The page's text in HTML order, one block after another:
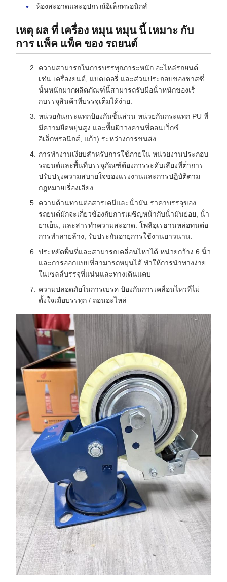
ห้องสะอาดและอุปกรณ์อิเล็กทรอนิกส์
เหตุ ผล ที่ เครื่อง หมุน หมุน นี้ เหมาะ กับ
การ แพ็ค แพ็ค ของ รถยนต์
ความสามารถในการบรรทุกภาระหนัก อะไหล่รถยนต์
เช่น เครื่องยนต์, แบตเตอรี่ และส่วนประกอบของชาสซี่
นั้นหนักมากผลิตภัณฑ์นี้สามารถรับมือน้ําหนักของเร็
กบรรจุสินค้าที่บรรจุเต็มได้ง่าย.
หน่วยกันกระแทกป้องกันชิ้นส่วน หน่วยกันกระแทก PU ที่
มีความยืดหยุ่นสูง และพื้นผิววงคานที่คอนเว็กซ์
อิเล็กทรอนิกส์, แก้ว) ระหว่างการขนส่ง
การทํางานเงียบสําหรับการใช้ภายใน หน่วยงานประกอบ
รถยนต์และพื้นที่บรรจุภัณฑ์ต้องการระดับเสียงที่ต่ําการ
ปรับปรุงความสบายใจของแรงงานและการปฏิบัติตาม
กฎหมายเรื่องเสียง.
ความต้านทานต่อสารเคมีและน้ํามัน ราคาบรรจุของ
รถยนต์มักจะเกี่ยวข้องกับการเผชิญหน้ากับน้ํามันย่อย, น้ํา
ยาเย็น, และสารทําความสะอาด. โพลีอุเรธานหล่อทนต่อ
การทําลายล้าง, รับประกันอายุการใช้งานยาวนาน.
ประหยัดพื้นที่และสามารถเคลื่อนไหวได้ หน่วยกว้าง 6 นิ้ว
และการออกแบบที่สามารถหมุนได้ ทําให้การนําทางง่าย
ในเซลล์บรรจุที่แน่นและทางเดินแคบ
ความปลอดภัยในการเบรค ป้องกันการเคลื่อนไหวที่ไม่
ตั้งใจเมื่อบรรทุก / ถอนอะไหล่